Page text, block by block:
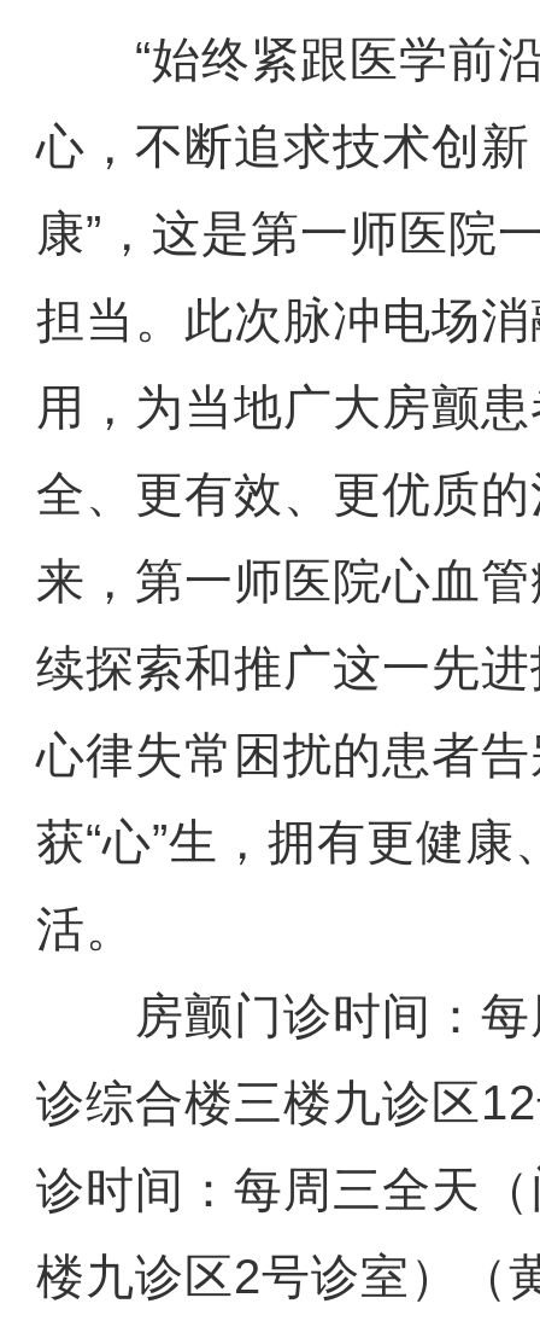
“始终紧跟医学前沿
心，不断追求技术创
康”，这是第一师医院
担当。此次脉冲电场
用，为当地广大房颤
全、更有效、更优质
来，第一师医院心血
续探索和推广这一先
心律失常困扰的患者告
获“心”生，拥有更健康
活。
房颤门诊时间：每
诊综合楼三楼九诊区
诊时间：每周三全天
楼九诊区2号诊室）（
新疆石河子：国际物